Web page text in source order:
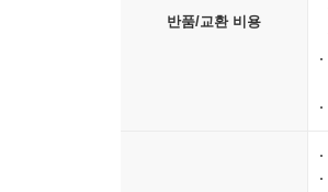
반품/교환 비용